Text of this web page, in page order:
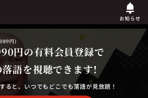
お知らせ
円
円)
の有料会員登録で
落語を視聴できます!
ると、いつでもどこでも落語が見放題！